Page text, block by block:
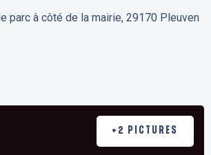
parc à côté de la mairie, 29170 Pleuven
+2 PICTURES